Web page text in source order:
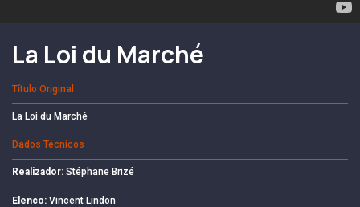
La Loi du Marché
Título Original
La Loi du Marché
Dados Técnicos
Realizador: Stéphane Brizé
Elenco: Vincent Lindon